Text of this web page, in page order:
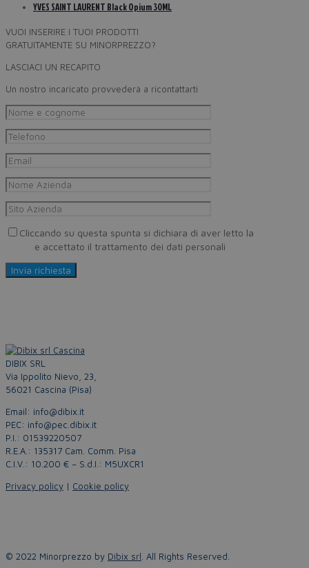
YVES SAINT LAURENT Black Opium 30ML
VUOI INSERIRE I TUOI PRODOTTI
GRATUITAMENTE SU MINORPREZZO?
LASCIACI UN RECAPITO
Un nostro incaricato provvederà a ricontattarti
Cliccando su questa spunta si dichiara di aver letto la
e accettato il trattamento dei dati personali
DIBIX SRL
Via Ippolito Nievo, 23,
56021 Cascina (Pisa)
Email: info@dibix.it
PEC: info@pec.dibix.it
P.I.: 01539220507
R.E.A.: 135317 Cam. Comm. Pisa
C.I.V.: 10.200 € – S.d.I.: M5UXCR1
Privacy policy | Cookie policy
© 2022 Minorprezzo by Dibix srl. All Rights Reserved.